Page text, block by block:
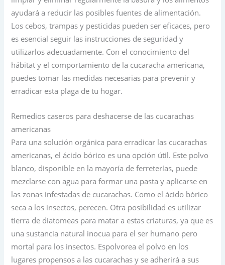
ayudará a reducir las posibles fuentes de alimentación.
Los cebos, trampas y pesticidas pueden ser eficaces, pero
es esencial seguir las instrucciones de seguridad y
utilizarlos adecuadamente. Con el conocimiento del
hábitat y el comportamiento de la cucaracha americana,
puedes tomar las medidas necesarias para prevenir y
erradicar esta plaga de tu hogar.
Remedios caseros para deshacerse de las cucarachas
americanas
Para una solución orgánica para erradicar las cucarachas
americanas, el ácido bórico es una opción útil. Este polvo
blanco, disponible en la mayoría de ferreterías, puede
mezclarse con agua para formar una pasta y aplicarse en
las zonas infestadas de cucarachas. Como el ácido bórico
seca a los insectos, perecen. Otra posibilidad es utilizar
tierra de diatomeas para matar a estas criaturas, ya que es
una sustancia natural inocua para el ser humano pero
mortal para los insectos. Espolvorea el polvo en los
lugares propensos a las cucarachas y se adherirá a sus